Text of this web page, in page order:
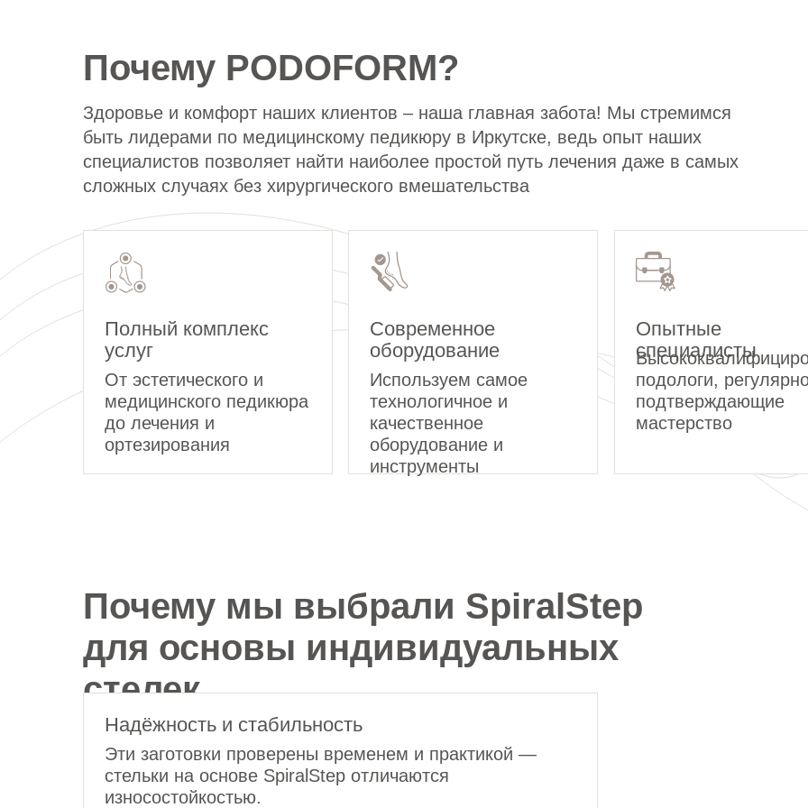
Почему PODOFORM?
Здоровье и комфорт наших клиентов – наша главная забота! Мы стремимся
быть лидерами по медицинскому педикюру в Иркутске, ведь опыт наших
специалистов позволяет найти наиболее простой путь лечения даже в самых
сложных случаях без хирургического вмешательства
Полный комплекс
услуг
От эстетического и
медицинского педикюра
до лечения и
ортезирования
Современное
оборудование
Используем самое
технологичное и
качественное
оборудование и
инструменты
Опытные
специалисты
подологи,
подтверждающие
мастерство
Почему мы выбрали SpiralStep
для основы индивидуальных
стелек
Надёжность и стабильность
Эти заготовки проверены временем и практикой —
стельки на основе SpiralStep отличаются
износостойкостью.